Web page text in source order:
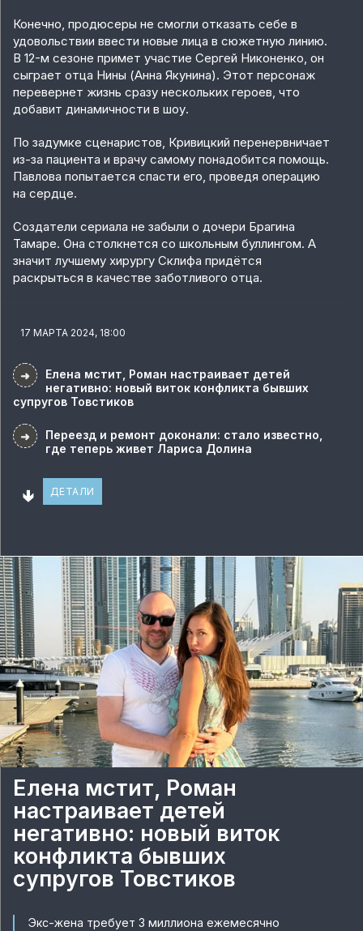
Конечно, продюсеры не смогли отказать себе в
удовольствии ввести новые лица в сюжетную линию.
В 12-м сезоне примет участие Сергей Никоненко, он
сыграет отца Нины (Анна Якунина). Этот персонаж
перевернет жизнь сразу нескольких героев, что
добавит динамичности в шоу.
По задумке сценаристов, Кривицкий перенервничает
из-за пациента и врачу самому понадобится помощь.
Павлова попытается спасти его, проведя операцию
на сердце.
Создатели сериала не забыли о дочери Брагина
Тамаре. Она столкнется со школьным буллингом. А
значит лучшему хирургу Склифа придётся
раскрыться в качестве заботливого отца.
17 МАРТА 2024, 18:00
➜
Елена мстит, Роман настраивает детей
негативно: новый виток конфликта бывших
супругов Товстиков
➜
Переезд и ремонт доконали: стало известно,
где теперь живет Лариса Долина
🢃 ДЕТАЛИ
Елена мстит, Роман
настраивает детей
негативно: новый виток
конфликта бывших
супругов Товстиков
Экс-жена требует 3 миллиона ежемесячно